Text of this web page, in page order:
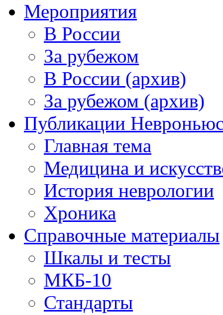
Мероприятия
В России
За рубежом
В России (архив)
За рубежом (архив)
Публикации
Главная тема
Медицина и
История неврологии
Хроника
Справочные материалы
Шкалы и тесты
МКБ-10
Стандарты